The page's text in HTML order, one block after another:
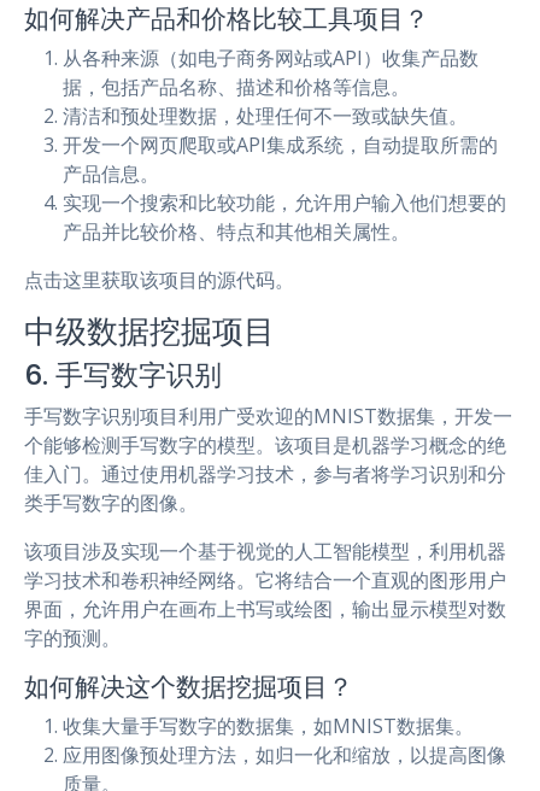
如何解决产品和价格比较工具项目？
从各种来源（如电子商务网站或API）收集产品数
据，包括产品名称、描述和价格等信息。
清洁和预处理数据，处理任何不一致或缺失值。
开发一个网页爬取或API集成系统，自动提取所需的
产品信息。
实现一个搜索和比较功能，允许用户输入他们想要的
产品并比较价格、特点和其他相关属性。
点击这里获取该项目的源代码。
中级数据挖掘项目
6. 手写数字识别
手写数字识别项目利用广受欢迎的MNIST数据集，开发一
个能够检测手写数字的模型。该项目是机器学习概念的绝
佳入门。通过使用机器学习技术，参与者将学习识别和分
类手写数字的图像。
该项目涉及实现一个基于视觉的人工智能模型，利用机器
学习技术和卷积神经网络。它将结合一个直观的图形用户
界面，允许用户在画布上书写或绘图，输出显示模型对数
字的预测。
如何解决这个数据挖掘项目？
收集大量手写数字的数据集，如MNIST数据集。
应用图像预处理方法，如归一化和缩放，以提高图像
质量。